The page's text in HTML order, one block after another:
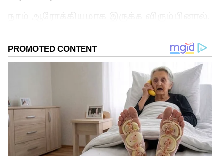
அவசியம். கோழிக்கறியில் அத்தகைய
புரதம் நமக்கு ஏராளமாகக் கிடைக்கிறது.
இருப்பினும், புரதத்திற்காக பிராய்லர்
கோழிகளைச் சாப்பிடக்கூடாது,
நாட்டுக்கோழிகளை மட்டுமே சாப்பிட
வேண்டும் என்று சமீபத்தில் சமூக
ஊடகங்களில் ஒரு கருத்து பரவி வருகிறது.